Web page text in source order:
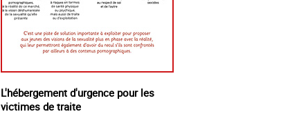
L'hébergement d'urgence pour les
victimes de traite